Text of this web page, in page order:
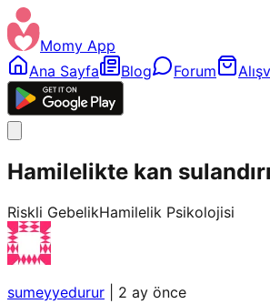
Momy App
Ana Sayfa
Blog Forum
Hamilelikte kan
Riskli GebelikHamilelik Psikolojisi
sumeyyedurur
2 ay önce